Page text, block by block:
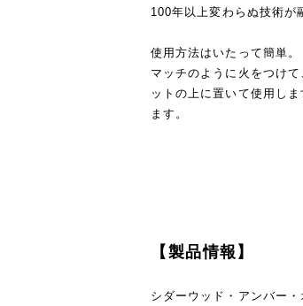
100年以上変わらぬ技術が
使用方法はいたって簡単。
マッチのように火をつけ
ットの上に置いて使用し
ます。
【製品情報】
シダーウッド・アンバー